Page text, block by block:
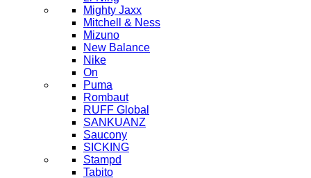
Mighty Jaxx
Mitchell & Ness
Mizuno
New Balance
Nike
On
Puma
Rombaut
RUFF Global
SANKUANZ
Saucony
SICKING
Stampd
Tabito